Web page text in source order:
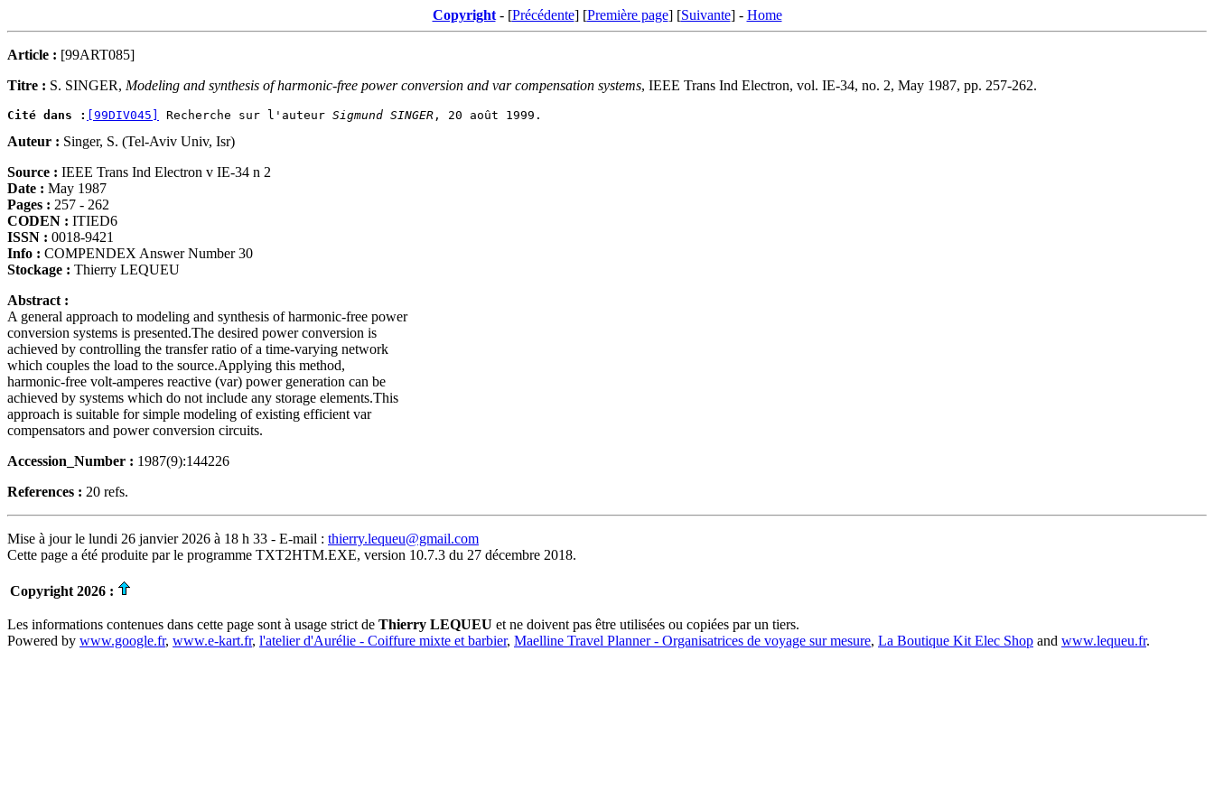
Copyright- [Précédente] [Première page] [Suivante] - Home
Article : [99ART085]
Titre : S. SINGER, Modeling and synthesis of harmonic-free power conversion and var compensation systems, IEEE Trans Ind Electron, vol. IE-34, no. 2, May 1987, pp. 257-262.
Cité dans : [99DIV045] Recherche sur l'auteur Sigmund SINGER
Auteur : Singer, S. (Tel-Aviv Univ, Isr)
Source : IEEE Trans Ind Electron v IE-34 n 2
Date : May 1987
Pages : 257 - 262
CODEN : ITIED6
ISSN : 0018-9421
Info : COMPENDEX Answer Number 30
Stockage : Thierry LEQUEU
Abstract :
A general approach to modeling and synthesis of harmonic-free power
conversion systems is presented.The desired power conversion is
achieved by controlling the transfer ratio of a time-varying network
which couples the load to the source.Applying this method,
harmonic-free volt-amperes reactive (var) power generation can be
achieved by systems which do not include any storage elements.This
approach is suitable for simple modeling of existing efficient var
compensators and power conversion circuits.
Accession_Number : 1987(9):144226
References : 20 refs.
Mise à jour le lundi 26 janvier 2026 à 18 h 33 - E-mail : thierry.lequeu@gmail.com
Cette page a été produite par le programme TXT2HTM.EXE, version 10.7.3 du 27 décembre 2018.
Copyright 2026 :
Les informations contenues dans cette page sont à usage strict de Thierry LEQUEU et ne doivent pas être utilisées ou copiées par un tiers.
Powered by www.google.fr, www.e-kart.fr, l'atelier d'Aurélie - Coiffure mixte et barbier, Maelline Travel Planner - Organisatrices de voyage sur mesure, La Boutique Kit Elec Shop and www.lequeu.fr.